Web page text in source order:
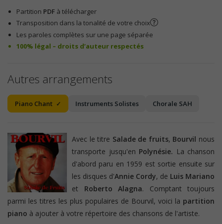
Partition PDF à télécharger
Transposition dans la tonalité de votre choix
Les paroles complètes sur une page séparée
100% légal – droits d’auteur respectés
Autres arrangements
Piano Chant Instruments Solistes Chorale SAH
Avec le titre Salade de fruits, Bourvil nous
transporte jusqu'en Polynésie. La chanson
d'abord paru en 1959 est sortie ensuite sur
les disques d'Annie Cordy, de Luis Mariano
et Roberto Alagna. Comptant toujours
parmi les titres les plus populaires de Bourvil, voici la partition
piano à ajouter à votre répertoire des chansons de l'artiste.